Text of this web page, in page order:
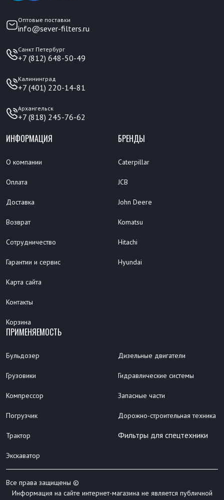
Оптовые поставки
info@sever-filters.ru
Санкт Петербург
+7 (812) 648-50-49
Калининград
+7 (401) 220-14-81
Архангельск
+7 (818) 245-76-62
ИНФОРМАЦИЯ
О компании
Оплата
Доставка
Возврат
Сотрудничество
Гарантии и сервис
Карта сайта
Контакты
Корзина
БРЕНДЫ
Caterpillar
JCB
John Deere
Komatsu
Hitachi
Hyundai
ПРИМЕНЯЕМОСТЬ
Бульдозер
Грузовики
Компрессор
Погрузчик
Трактор
Экскаватор
Дизельные двигатели
Гидравлические системы
Запасные части
Дорожно-строительная техника
Фильтры для спецтехники
Все права защищены ©
Информация на сайте интернет-магазина не является публичной